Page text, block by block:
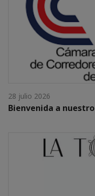
28 julio 2026
Bienvenida a nuestro